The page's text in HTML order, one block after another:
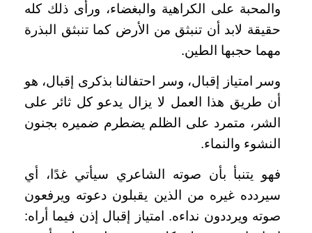
والمحبة على الكراهية والبغضاء، ورأى ذلك كله
حقيقة لابد أن تنبثق من الأرض كما تنبثق البذرة
مهما حجبها الطين.
وسر امتياز إقبال، وسر احتفالنا بذكرى إقبال، هو
أن طريق هذا العمل لا يزال يدعو كل ثائر على
الشر، متمرد على الظلم يضطرم ضميره بجنون
النشوء والنماء.
فهو يتنبأ بأن صوته الشاعري سيأتي غدًا، أي
سيردده غيره من الذين يقبلون دعوته ويرفعون
صوته ويرددون نداءه. امتياز إقبال إذن فيما أراه: